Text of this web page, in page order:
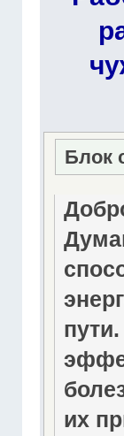
Блок
их